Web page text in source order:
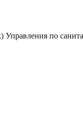
по